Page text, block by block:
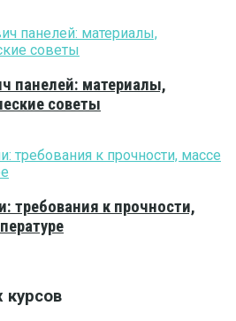
панелей: материалы,
советы
требования к прочности,